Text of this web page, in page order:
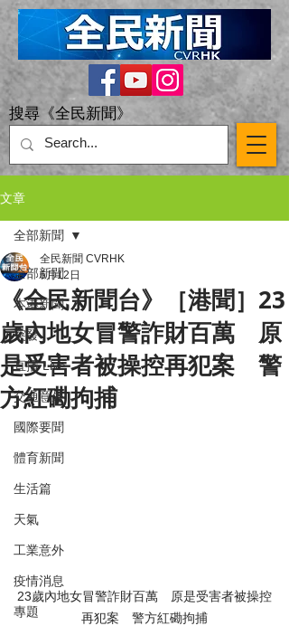
搜尋《全民新聞》
文章
全部新聞
本港新聞
突發
直播 Live
交通意外
國際要聞
體育新聞
生活篇
天氣
工業意外
疫情消息
專題
全部新聞
《全民新聞台》［港聞］23
歲內地女冒警詐財百萬 原
是受害者被操控再犯案 警
方紅磡拘捕
全民新聞 CVRHK
6月12日
23歲內地女冒警詐財百萬　原是受害者被操控
再犯案　警方紅磡拘捕